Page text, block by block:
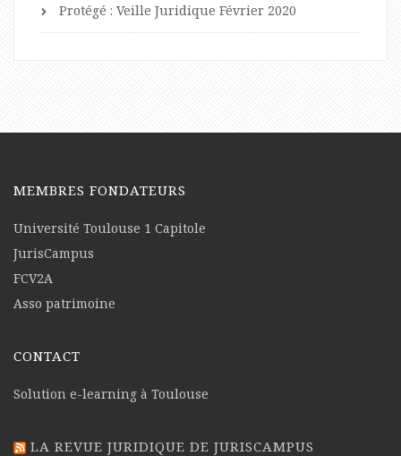
Protégé : Veille Juridique Février 2020
MEMBRES FONDATEURS
Université Toulouse 1 Capitole
JurisCampus
FCV2A
Asso patrimoine
CONTACT
Solution e-learning à Toulouse
LA REVUE JURIDIQUE DE JURISCAMPUS